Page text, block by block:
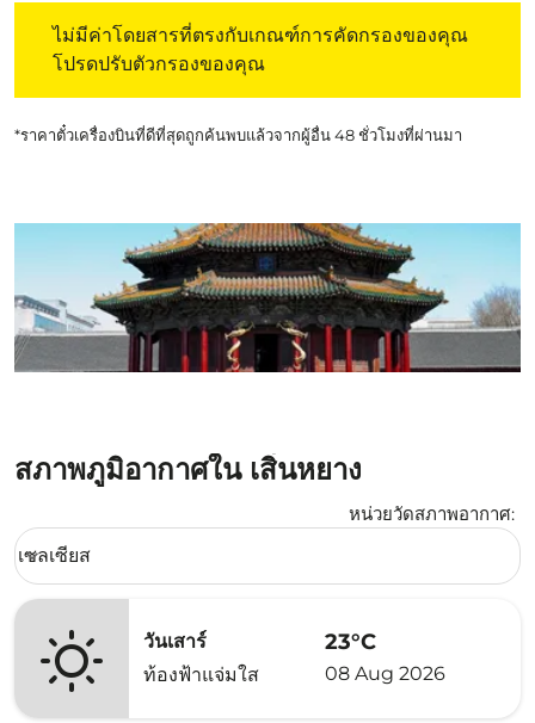
ไม่มีค่าโดยสารที่ตรงกับเกณฑ์การคัดกรองของคุณ
โปรดปรับตัวกรองของคุณ
*ราคาตั๋วเครื่องบินที่ดีที่สุดถูกค้นพบแล้วจากผู้อื่น 48 ชั่วโมงที่ผ่านมา
สภาพภูมิอากาศใน เสิ่นหยาง
หน่วยวัดสภาพอากาศ:
Weather unit option เซลเซียส Selected
เซลเซียส
keyboard_arrow_down
วันเสาร์
ท้องฟ้าแจ่มใส
23°C
08 Aug 2026